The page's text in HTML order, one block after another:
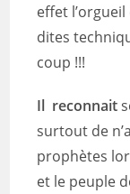
effet
dites
coup !!!
Il reconnait
surtout de
prophètes
et le peuple